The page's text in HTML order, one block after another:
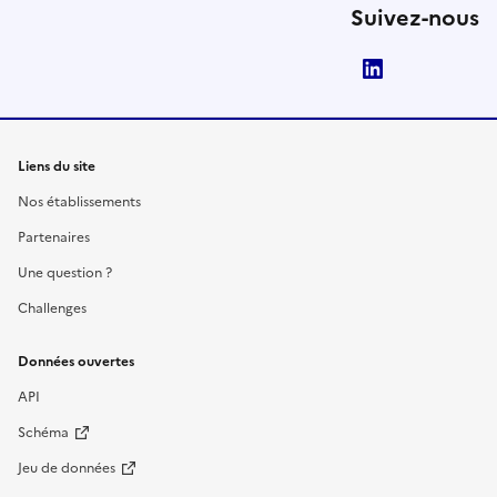
Suivez-nous
Liens du site
Nos établissements
Partenaires
Une question ?
Challenges
Données ouvertes
API
Schéma
Jeu de données